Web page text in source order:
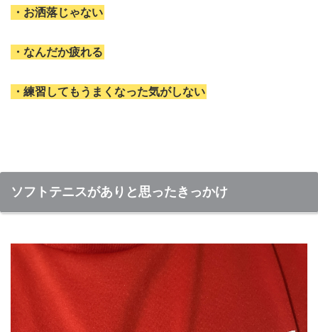
・お洒落じゃない
・なんだか疲れる
・練習してもうまくなった気がしない
ソフトテニスがありと思ったきっかけ